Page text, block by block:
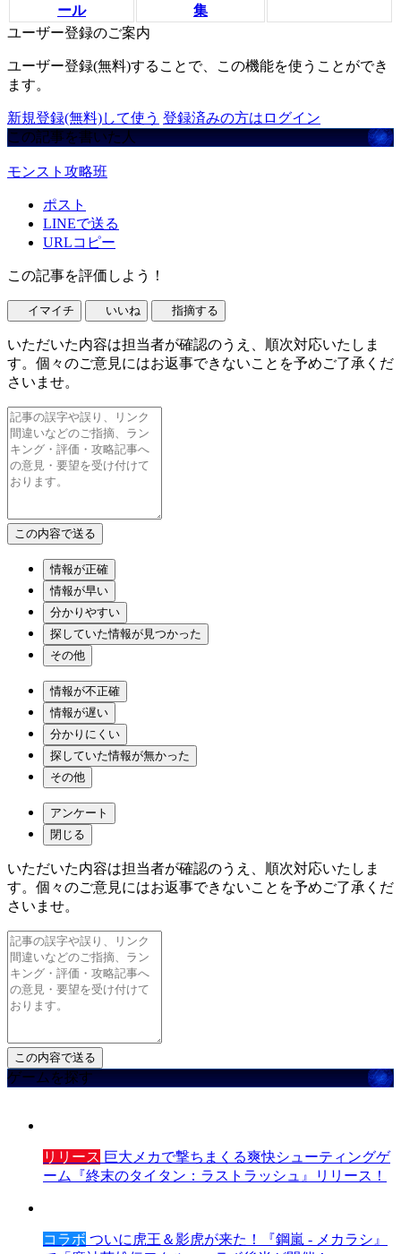
ール
集
ユーザー登録のご案内
ユーザー登録(無料)することで、この機能を使うことができ
ます。
新規登録(無料)して使う 登録済みの方はログイン
この記事を書いた人
モンスト攻略班
ポスト
LINEで送る
URLコピー
この記事を評価しよう！
イマイチ いいね 指摘する
いただいた内容は担当者が確認のうえ、順次対応いたしま
す。個々のご意見にはお返事できないことを予めご了承くだ
さいませ。
情報が正確
情報が早い
分かりやすい
探していた情報が見つかった
その他
情報が不正確
情報が遅い
分かりにくい
探していた情報が無かった
その他
アンケート
閉じる
いただいた内容は担当者が確認のうえ、順次対応いたしま
す。個々のご意見にはお返事できないことを予めご了承くだ
さいませ。
ゲームを探す
リリース 巨大メカで撃ちまくる爽快シューティングゲ
ーム『終末のタイタン：ラストラッシュ』リリース！
コラボ ついに虎王＆影虎が来た！『鋼嵐 - メカラシ』